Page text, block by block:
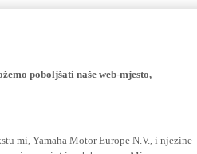
poboljšati naše web-mjesto,
mi, Yamaha Motor Europe N.V., i njezine